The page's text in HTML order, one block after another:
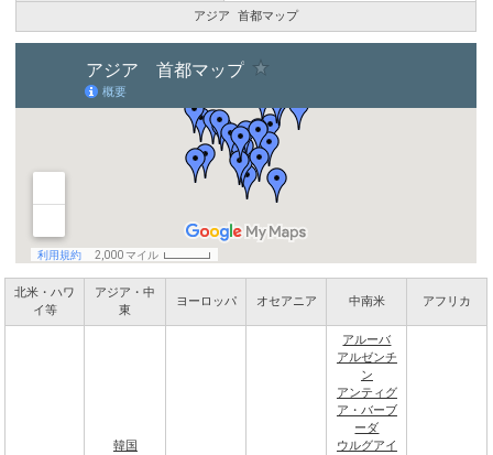
アジア 首都マップ
北米・ハワ
イ等
アジア・中
東
ヨーロッパ オセアニア 中南米 アフリカ
韓国
アルーバ
アルゼンチ
ン
アンティグ
ア・バーブ
ーダ
ウルグアイ